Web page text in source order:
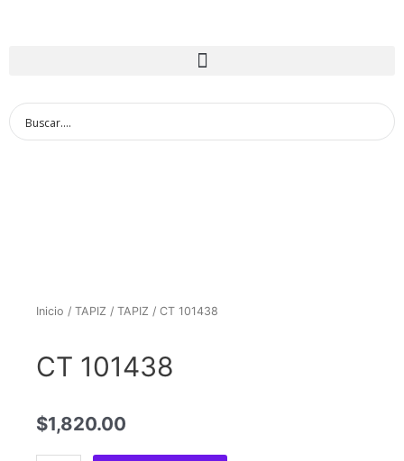
Inicio / TAPIZ / TAPIZ / CT 101438
CT 101438
$1,820.00